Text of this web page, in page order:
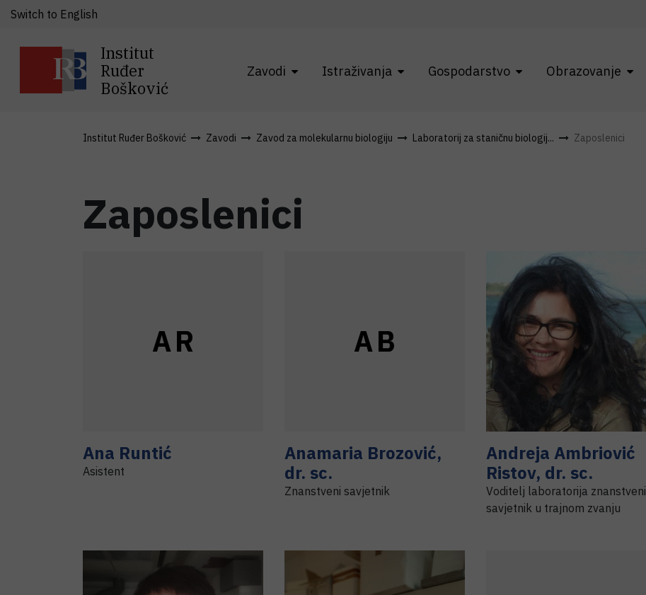
Institut
Ruđer
Bošković
Zavodi Istraživanja Gospodarstvo Obrazovanje
Switch to English
Institut Ruđer Bošković Zavodi Zavod za molekularnu biologiju Laboratorij za staničnu biologij... Zaposlenici
Zaposlenici
AR
Ana Runtić
Asistent
AB
Anamaria Brozović,
dr. sc.
Znanstveni savjetnik
Andreja Ambriović
Ristov, dr. sc.
Voditelj laboratorija znanstveni
savjetnik u trajnom zvanju